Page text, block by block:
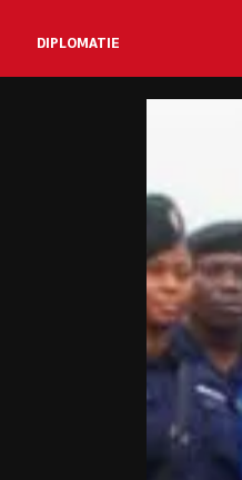
DIPLOMATIE